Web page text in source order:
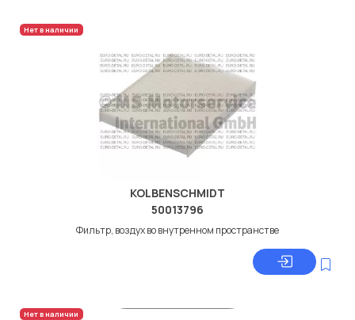
Нет в наличии
KOLBENSCHMIDT
50013796
Фильтр, воздух во внутренном пространстве
Нет в наличии